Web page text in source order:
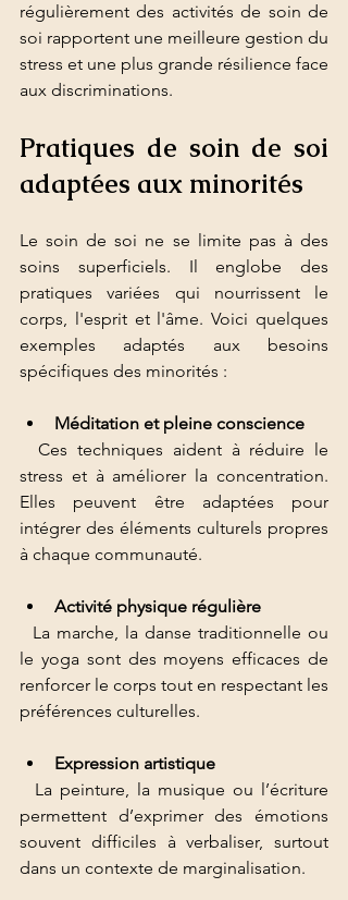
régulièrement des activités de soin de
soi rapportent une meilleure gestion du
stress et une plus grande résilience face
aux discriminations.
Pratiques de soin de soi
adaptées aux minorités
Le soin de soi ne se limite pas à des
soins superficiels. Il englobe des
pratiques variées qui nourrissent le
corps, l'esprit et l'âme. Voici quelques
exemples adaptés aux besoins
spécifiques des minorités :
Méditation et pleine conscience
  Ces techniques aident à réduire le
stress et à améliorer la concentration.
Elles peuvent être adaptées pour
intégrer des éléments culturels propres
à chaque communauté.
Activité physique régulière
le yoga sont des moyens efficaces de
renforcer le corps tout en respectant les
préférences culturelles.
Expression artistique
permettent d’exprimer des émotions
souvent difficiles à verbaliser, surtout
dans un contexte de marginalisation.